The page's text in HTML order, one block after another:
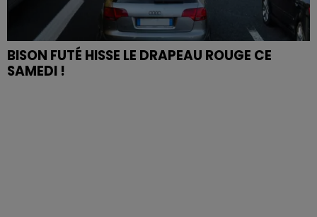
BISON FUTÉ HISSE LE DRAPEAU ROUGE CE
SAMEDI !